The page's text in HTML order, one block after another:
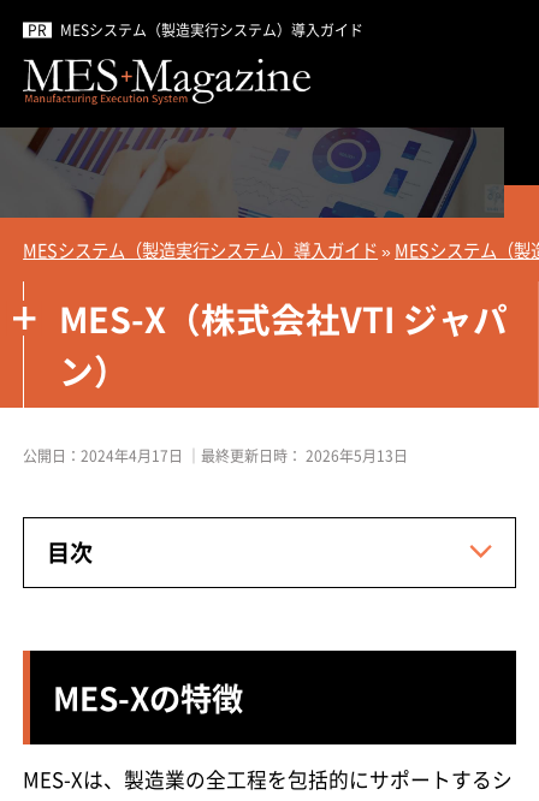
MESシステム（製造実行システム）導入ガイド
MESシステム（製造実行システム）導入ガイド»MESシステム（
MES-X（株式会社VTI ジャパ
ン）
公開日：2024年4月17日 ｜最終更新日時：2026年5月13日
目次
MES-Xの特徴
MES-Xは、製造業の全工程を包括的にサポートするシ